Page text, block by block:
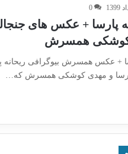
0
پارسا + عکس های
کوشکی همسرش
+ عکس همسرش بیوگرافی
و مهدی کوشکی همسرش که…